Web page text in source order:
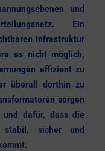
und
Ein
Infrastruktur
es nicht möglich,
effizient zu
überall dorthin zu
sorgen
und dafür, dass die
sicher und